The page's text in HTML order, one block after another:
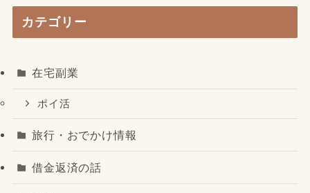
カテゴリー
在宅副業
ポイ活
旅行・おでかけ情報
借金返済の話